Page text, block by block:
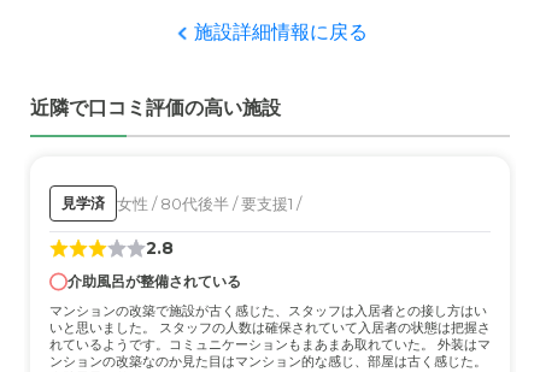
職員・スタッフ・他入居者の雰囲気について
フさんがおり、安心感がある。
きれい。居室は広く、清潔感があり設備に問題なかった。
景色も良かったし空気も澄んでいる。
介護医療サービスについて
定期的に診てくれるし、その都度丁寧に説明してくれて分
かりやすかった。介護もテキパキ早い。
施設詳細情報に戻る
近隣で口コミ評価の高い施設
見学済 女性 / 80代後半 / 要支援1 /
2.8
介助風呂が整備されている
マンションの改築で施設が古く感じた、スタッフは入居者との接し方はい
いと思いました。 スタッフの人数は確保されていて入居者の状態は把握さ
れているようです。コミュニケーションもまあまあ取れていた。 外装はマ
ンションの改築なのか見た目はマンション的な感じ、部屋は古く感じた。